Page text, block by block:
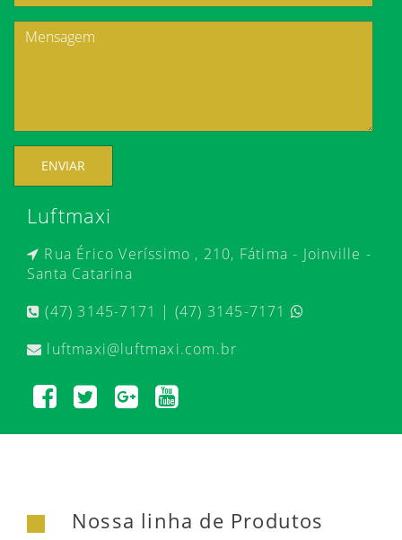
ENVIAR
Luftmaxi
Rua Érico Veríssimo , 210, Fátima - Joinville -
Santa Catarina
(47) 3145-7171 | (47) 3145-7171
luftmaxi@luftmaxi.com.br
Nossa linha de Produtos